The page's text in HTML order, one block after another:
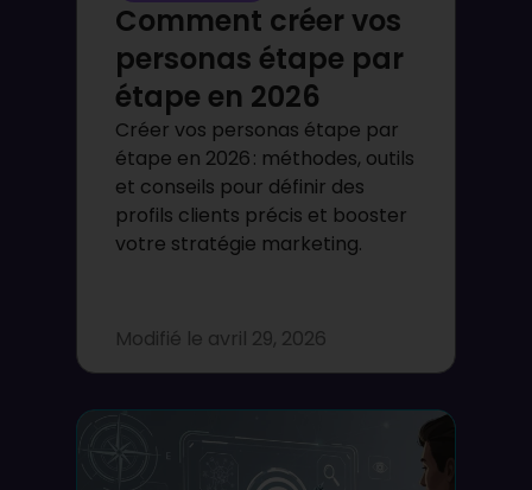
Comment créer vos
personas étape par
étape en 2026
Créer vos personas étape par
étape en 2026 : méthodes, outils
et conseils pour définir des
profils clients précis et booster
votre stratégie marketing.
Modifié le avril 29, 2026